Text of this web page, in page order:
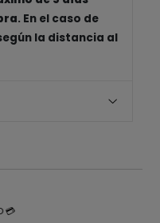
. En el caso de
la distancia al
💳